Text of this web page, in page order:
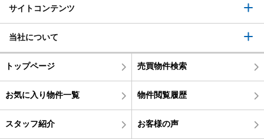
サイトコンテンツ
当社について
トップページ 売買物件検索
お気に入り物件一覧 物件閲覧履歴
スタッフ紹介 お客様の声